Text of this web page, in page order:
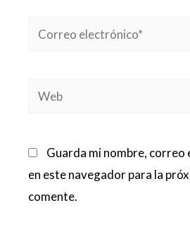
Correo
Web
Guarda mi nombre, correo
en este navegador para la
comente.